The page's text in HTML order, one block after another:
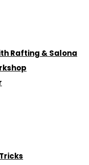
Rafting & Salona